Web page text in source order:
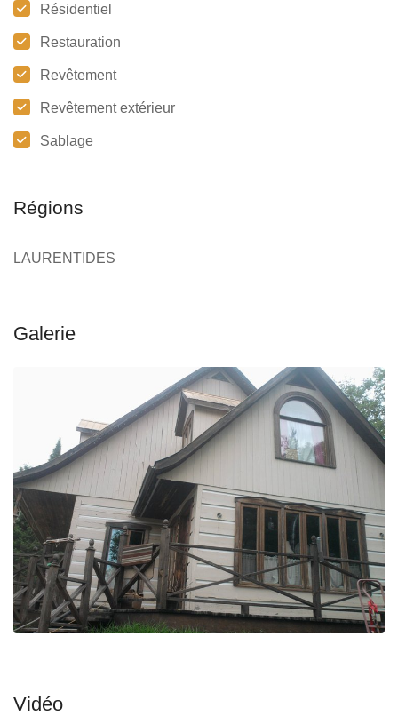
Résidentiel
Restauration
Revêtement
Revêtement extérieur
Sablage
Régions
LAURENTIDES